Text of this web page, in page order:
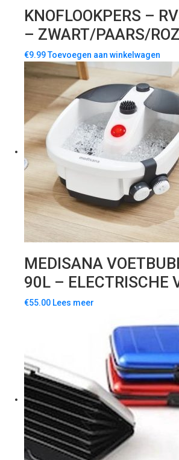
KNOFLOOKPERS –
– ZWART/PAARS/
€9.99Toevoegen aan winkelwagen
MEDISANA
90L – ELECTRISCHE
€55.00 Lees meer